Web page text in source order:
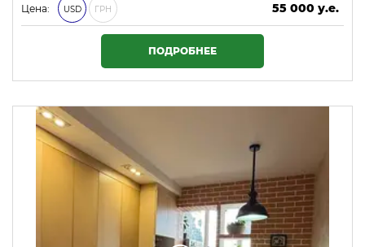
Цена: USD ГРН
55 000 у.е.
2 365 000 ₴
ПОДРОБНЕЕ